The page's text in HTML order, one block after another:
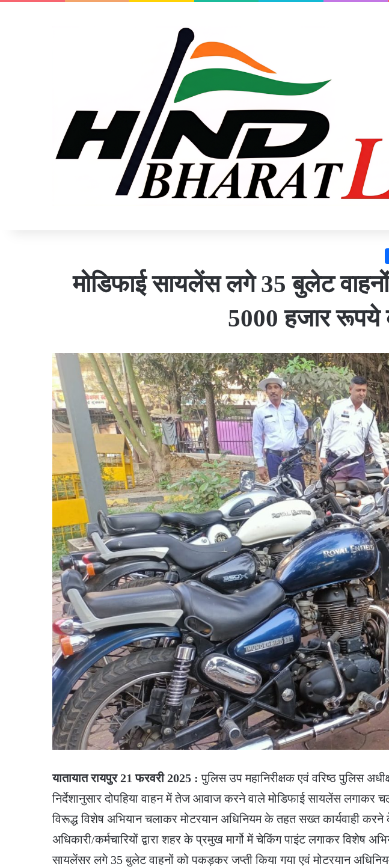
मोडिफाई सायलेंस लगे 35 बुलेट
5000 हजार रूपये
यातायात रायपुर 21 फरवरी 2025 : पुलिस उप महानिरीक्षक एवं वरिष्ठ पुलिस
निर्देशानुसार दोपहिया वाहन में तेज आवाज करने वाले मोडिफाई सायलेंस लगाकर
विरूद्ध विशेष अभियान चलाकर मोटरयान अधिनियम के तहत सख्त कार्यवाही करने
अधिकारी/कर्मचारियों द्वारा शहर के प्रमुख मार्गो में चेकिंग पाइंट लगाकर विशेष
सायलेंसर लगे 35 बुलेट वाहनों को पकड़कर जप्ती किया गया एवं मोटरयान